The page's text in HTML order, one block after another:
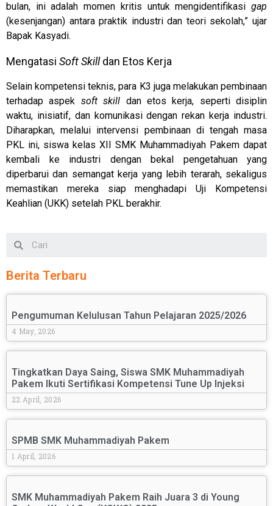
bulan, ini adalah momen kritis untuk mengidentifikasi gap
(kesenjangan) antara praktik industri dan teori sekolah,” ujar
Bapak Kasyadi.
Mengatasi Soft Skilldan Etos Kerja
Selain kompetensi teknis, para K3 juga melakukan pembinaan
terhadap aspek soft skill dan etos kerja, seperti disiplin
waktu, inisiatif, dan komunikasi dengan rekan kerja industri.
Diharapkan, melalui intervensi pembinaan di tengah masa
PKL ini, siswa kelas XII SMK Muhammadiyah Pakem dapat
kembali ke industri dengan bekal pengetahuan yang
diperbarui dan semangat kerja yang lebih terarah, sekaligus
memastikan mereka siap menghadapi Uji Kompetensi
Keahlian (UKK) setelah PKL berakhir.
Berita Terbaru
Pengumuman Kelulusan Tahun Pelajaran 2025/2026
4 May, 2026
Tingkatkan Daya Saing, Siswa SMK Muhammadiyah
Pakem Ikuti Sertifikasi Kompetensi Tune Up Injeksi
22 April, 2026
SPMB SMK Muhammadiyah Pakem
1 April, 2026
SMK Muhammadiyah Pakem Raih Juara 3 di Young